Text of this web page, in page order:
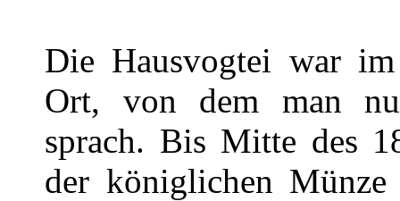
Die Hausvogtei war
Ort, von dem man
sprach. Bis Mitte des
der königlichen